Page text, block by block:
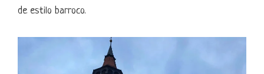
de estilo barroco.